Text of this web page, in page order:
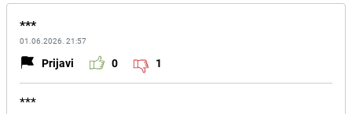
***
01.06.2026. 21:57
Prijavi 0 1
***